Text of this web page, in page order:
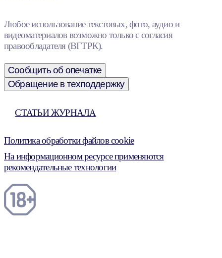
Любое использование текстовых, фото, аудио и
видеоматериалов возможно только с согласия
правообладателя (ВГТРК).
Сообщить об опечатке
Обращение в техподдержку
СТАТЬИ ЖУРНАЛА
Политика обработки файлов cookie
На информационном ресурсе применяются
рекомендательные технологии